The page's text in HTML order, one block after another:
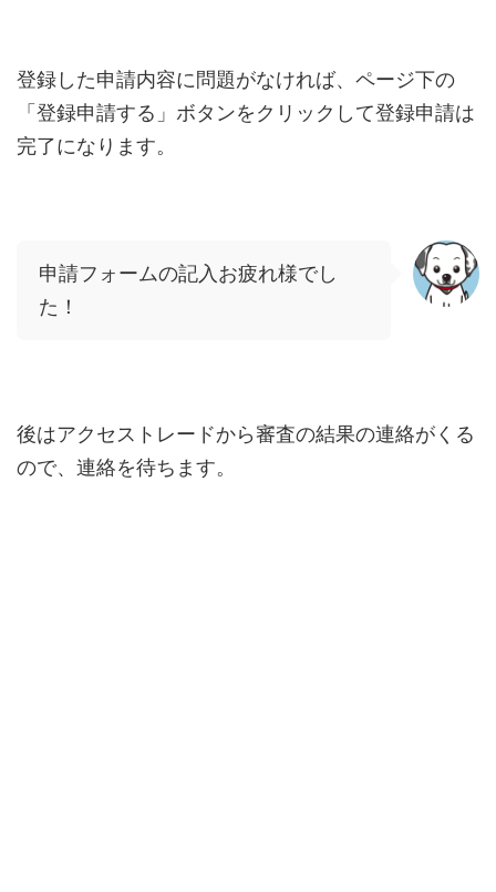
登録した申請内容に問題がなければ、ページ下の
「登録申請する」ボタンをクリックして登録申請は
完了になります。
申請フォームの記入お疲れ様でし
た！
後はアクセストレードから審査の結果の連絡がくる
ので、連絡を待ちます。